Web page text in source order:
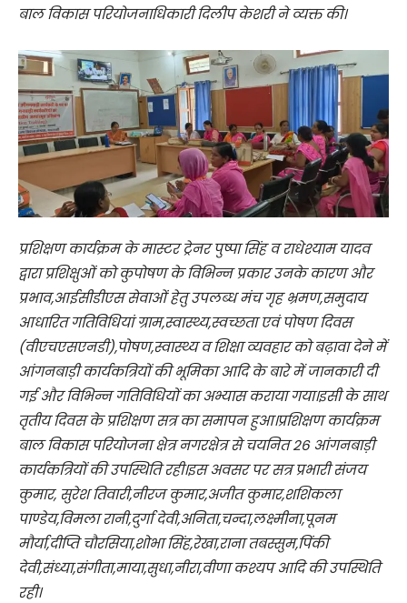
बाल विकास परियोजनाधिकारी दिलीप केशरी ने व्यक्त की।
प्रशिक्षण कार्यक्रम के मास्टर ट्रेनर पुष्पा सिंह व राधेश्याम यादव
द्वारा प्रशिक्षुओं को कुपोषण के विभिन्न प्रकार उनके कारण और
प्रभाव,आईसीडीएस सेवाओं हेतु उपलब्ध मंच गृह भ्रमण,समुदाय
आधारित गतिविधियां ग्राम,स्वास्थ्य,स्वच्छता एवं पोषण दिवस
(वीएचएसएनडी),पोषण,स्वास्थ्य व शिक्षा व्यवहार को बढ़ावा देने में
आंगनबाड़ी कार्यकत्रियों की भूमिका आदि के बारे में जानकारी दी
गई और विभिन्न गतिविधियों का अभ्यास कराया गया।इसी के साथ
तृतीय दिवस के प्रशिक्षण सत्र का समापन हुआ।प्रशिक्षण कार्यक्रम
बाल विकास परियोजना क्षेत्र नगरक्षेत्र से चयनित 26 आंगनबाड़ी
कार्यकत्रियों की उपस्थिति रही।इस अवसर पर सत्र प्रभारी संजय
कुमार, सुरेश तिवारी,नीरज कुमार,अजीत कुमार,शशिकला
पाण्डेय,विमला रानी,दुर्गा देवी,अनिता,चन्दा,लक्ष्मीना,पूनम
मौर्या,दीप्ति चौरसिया,शोभा सिंह,रेखा,राना तबस्सुम,पिंकी
देवी,संध्या,संगीता,माया,सुधा,नीरा,वीणा कश्यप आदि की उपस्थिति
रही।